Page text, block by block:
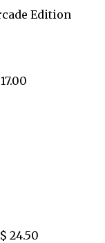
Edition
24.50